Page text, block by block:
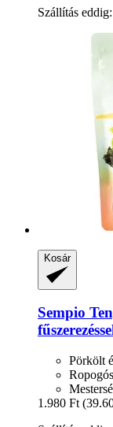
Szállítás
Kosár
Sempio
Pörkölt
1.980 Ft